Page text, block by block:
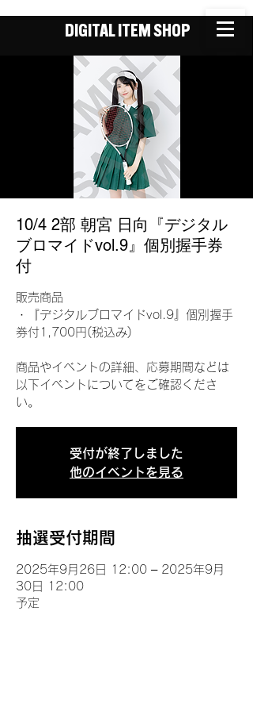
DIGITAL ITEM SHOP
10/4 2部 朝宮 日向『デジタル
ブロマイドvol.9』個別握手券
付
販売商品
・『デジタルブロマイドvol.9』個別握手
券付1,700円(税込み)
商品やイベントの詳細、応募期間などは
以下イベントについてをご確認くださ
い。
受付が終了しました
他のイベントを見る
抽選受付期間
2025年9月26日 12:00 – 2025年9月
30日 12:00
予定